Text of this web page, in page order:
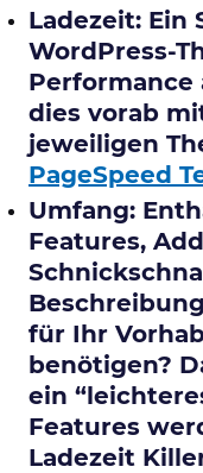
Ladezeit: Ein
WordPress-
Performance
dies vorab
jeweiligen
PageSpeed
Umfang:
Features,
für Ihr
benötigen?
ein
Features
Ladezeit